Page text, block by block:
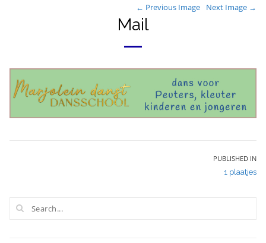
← Previous Image Next Image →
Mail
PUBLISHED IN
1 plaatjes